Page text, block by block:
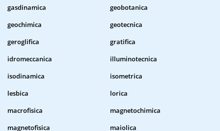
gasdinamica
geobotanica
geochimica
geotecnica
geroglifica
gratifica
idromeccanica
illuminotecnica
isodinamica
isometrica
lesbica
lorica
macrofisica
magnetochimica
magnetofisica
maiolica